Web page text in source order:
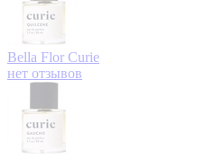
Bella Flor Curie
нет отзывов